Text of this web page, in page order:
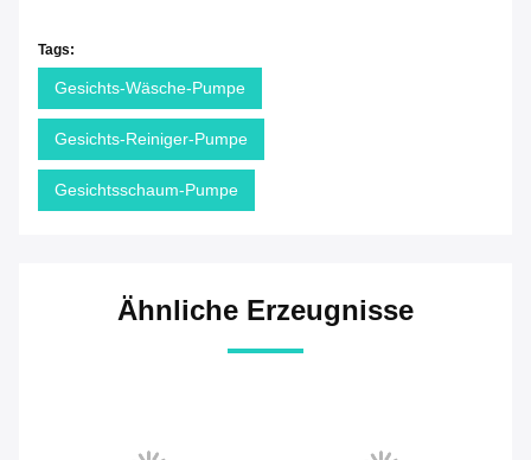
Tags:
Gesichts-Wäsche-Pumpe
Gesichts-Reiniger-Pumpe
Gesichtsschaum-Pumpe
Ähnliche Erzeugnisse